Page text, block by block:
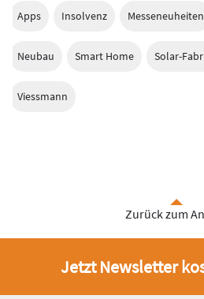
Apps Insolvenz Messeneuheiten
Neubau Smart Home Solar-
Viessmann
Zurück zum
Jetzt Newsletter